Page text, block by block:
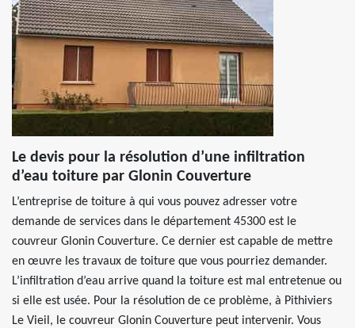
Le devis pour la résolution d’une infiltration
d’eau toiture par Glonin Couverture
L’entreprise de toiture à qui vous pouvez adresser votre
demande de services dans le département 45300 est le
couvreur Glonin Couverture. Ce dernier est capable de mettre
en œuvre les travaux de toiture que vous pourriez demander.
L’infiltration d’eau arrive quand la toiture est mal entretenue ou
si elle est usée. Pour la résolution de ce problème, à Pithiviers
Le Vieil, le couvreur Glonin Couverture peut intervenir. Vous